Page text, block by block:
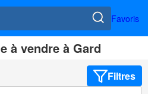
Favoris
à vendre à Gard
Filtres